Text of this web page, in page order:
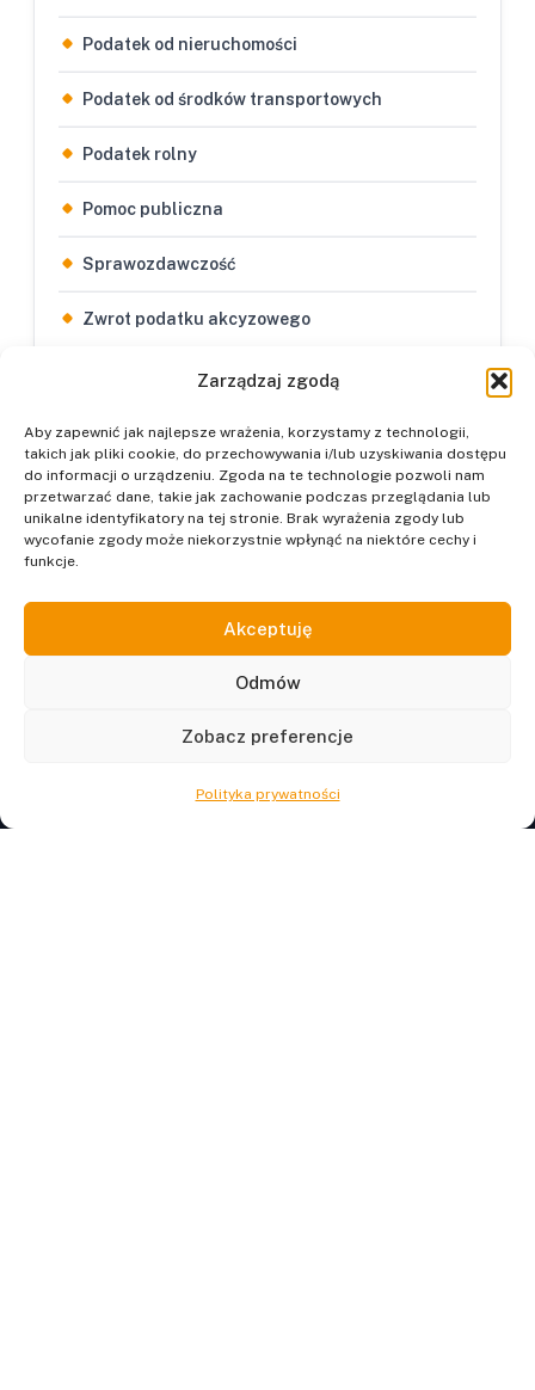
Zarządzaj zgodą
Aby zapewnić jak najlepsze wrażenia, korzystamy z technologii,
takich jak pliki cookie, do przechowywania i/lub uzyskiwania dostępu
do informacji o urządzeniu. Zgoda na te technologie pozwoli nam
przetwarzać dane, takie jak zachowanie podczas przeglądania lub
unikalne identyfikatory na tej stronie. Brak wyrażenia zgody lub
wycofanie zgody może niekorzystnie wpłynąć na niektóre cechy i
funkcje.
Akceptuję
Odmów
Zobacz preferencje
Polityka prywatności
Podatek od nieruchomości
Podatek od środków transportowych
Podatek rolny
Pomoc publiczna
Sprawozdawczość
Zwrot podatku akcyzowego
Podatkowy Referat
Centrum Informacji Podatków Lokalnych.